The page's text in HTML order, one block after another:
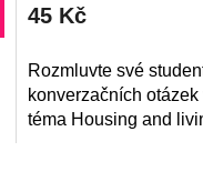
45 Kč
Rozmluvte své
konverzačních
téma Housing and